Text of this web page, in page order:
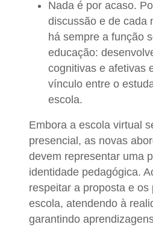
Nada é por acaso.
discussão e de cada
há sempre a função
educação:
cognitivas e afetivas
vínculo entre o
escola.
Embora a escola virtual
presencial, as novas
devem representar uma
identidade pedagógica.
respeitar a proposta e os
escola, atendendo à
garantindo